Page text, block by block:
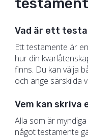
Vad är ett
Ett testamente är
hur din
finns. Du kan välja
och ange särskilda
Vem kan
Alla som är
något testamente